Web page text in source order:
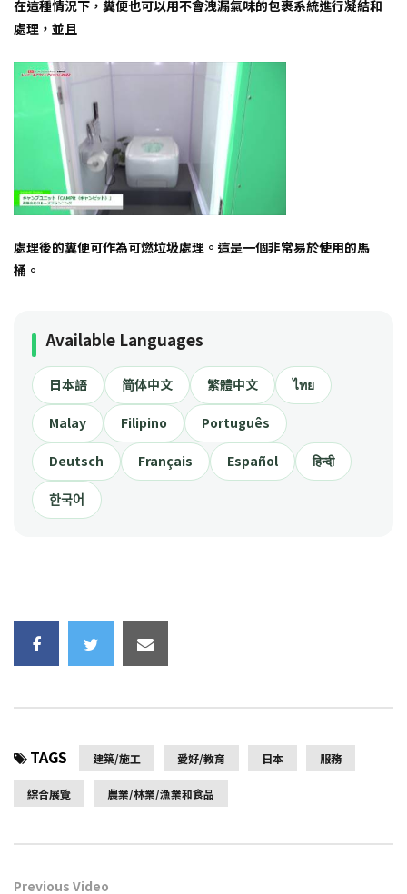
在這種情況下，糞便也可以用不會洩漏氣味的包裹系統進行凝結和
處理，並且
處理後的糞便可作為可燃垃圾處理。這是一個非常易於使用的馬
桶。
Available Languages
日本語 简体中文 繁體中文 ไทย
Malay Filipino Português
Deutsch Français Español हिन्दी
한국어
TAGS 建築/施工 愛好/教育 日本 服務
綜合展覽 農業/林業/漁業和食品
Previous Video